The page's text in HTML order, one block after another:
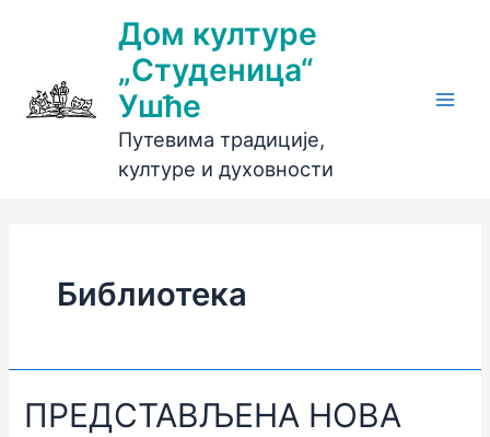
Дом културе
„Студеница“
Ушће
Путевима традиције,
културе и духовности
Библиотека
ПРЕДСТАВЉЕНА НОВА